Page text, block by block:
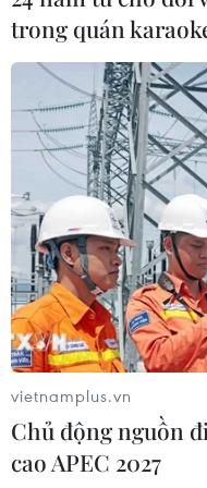
trong quán
vietnamplus.vn
Chủ động nguồn
cao APEC 2027